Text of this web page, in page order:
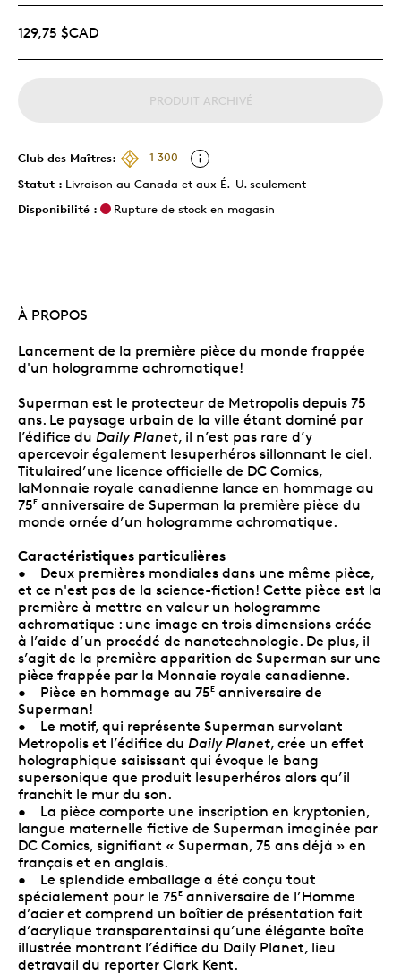
129,75 $CAD
PRODUIT ARCHIVÉ
Club des Maîtres:
1 300
Statut : Livraison au Canada et aux É.-U. seulement
Disponibilité :
Rupture de stock en magasin
À PROPOS
Lancement de la première pièce du monde frappée
d'un hologramme achromatique!
Superman est le protecteur de Metropolis depuis 75
ans. Le paysage urbain de la ville étant dominé par
l’édifice du Daily Planet, il n’est pas rare d’y
apercevoir également lesuperhéros sillonnant le ciel.
Titulaired’une licence officielle de DC Comics,
laMonnaie royale canadienne lance en hommage au
75E anniversaire de Superman la première pièce du
monde ornée d’un hologramme achromatique.
Caractéristiques particulières
• Deux premières mondiales dans une même pièce,
et ce n'est pas de la science-fiction! Cette pièce est la
première à mettre en valeur un hologramme
achromatique : une image en trois dimensions créée
à l’aide d’un procédé de nanotechnologie. De plus, il
s’agit de la première apparition de Superman sur une
pièce frappée par la Monnaie royale canadienne.
• Pièce en hommage au 75E anniversaire de
Superman!
• Le motif, qui représente Superman survolant
Metropolis et l’édifice du Daily Planet, crée un effet
holographique saisissant qui évoque le bang
supersonique que produit lesuperhéros alors qu’il
franchit le mur du son.
• La pièce comporte une inscription en kryptonien,
langue maternelle fictive de Superman imaginée par
DC Comics, signifiant « Superman, 75 ans déjà » en
français et en anglais.
• Le splendide emballage a été conçu tout
spécialement pour le 75E anniversaire de l’Homme
d’acier et comprend un boîtier de présentation fait
d’acrylique transparentainsi qu’une élégante boîte
illustrée montrant l’édifice du Daily Planet, lieu
detravail du reporter Clark Kent.